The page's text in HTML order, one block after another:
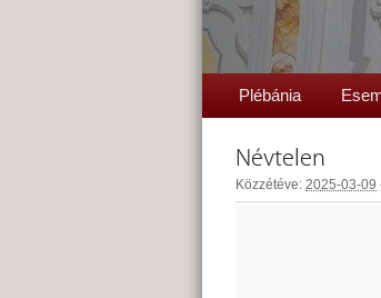
Plébánia
Névtelen
Közzétéve: 2025-03-09